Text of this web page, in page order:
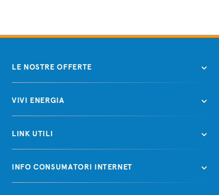
LE NOSTRE OFFERTE
VIVI ENERGIA
LINK UTILI
INFO CONSUMATORI INTERNET